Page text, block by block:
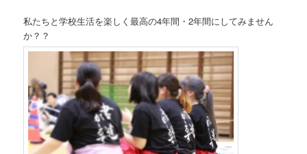
私たちと学校生活を楽しく最高の4年間・2年間にしてみません
か？？